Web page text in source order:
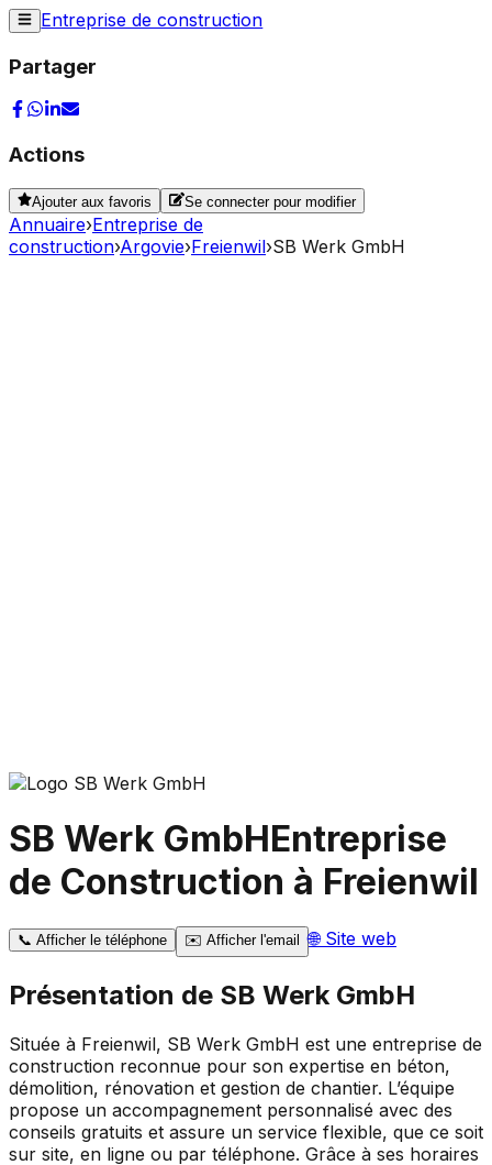
Entreprise de construction
Partager
Actions
Ajouter aux favoris Se connecter pour modifier
Annuaire›Entreprise de
construction›Argovie›Freienwil›SB Werk GmbH
SB Werk GmbHEntreprise
de Construction à Freienwil
📞 Afficher le téléphone ✉️ Afficher l'email 🌐Site web
Présentation de SB Werk GmbH
Située à Freienwil, SB Werk GmbH est une entreprise de
construction reconnue pour son expertise en béton,
démolition, rénovation et gestion de chantier. L’équipe
propose un accompagnement personnalisé avec des
conseils gratuits et assure un service flexible, que ce soit
sur site, en ligne ou par téléphone. Grâce à ses horaires